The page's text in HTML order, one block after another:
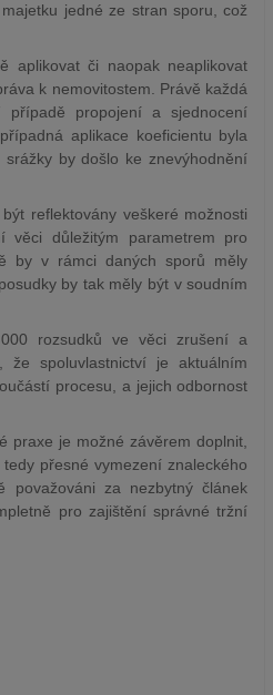
jedné ze stran sporu, což
aplikovat či naopak neaplikovat
k nemovitostem. Právě každá
propojení a sjednocení
aplikace koeficientu byla
by došlo ke znevýhodnění
reflektovány veškeré možnosti
důležitým parametrem pro
by v rámci daných sporů měly
by tak měly být v soudním
rozsudků ve věci zrušení a
že spoluvlastnictví je aktuálním
procesu, a jejich odbornost
praxe je možné závěrem doplnit,
přesné vymezení znaleckého
za nezbytný článek
pro zajištění správné tržní